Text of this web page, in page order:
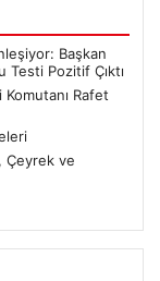
Başkan
Testi Pozitif Çıktı
Rafet
Çeyrek ve